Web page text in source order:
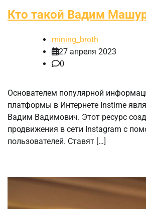
Кто такой Вадим
mining_broth
27 апреля 2023
0
Основателем популярной
платформы в Интернете Instime
Вадим Вадимович. Этот ресурс
продвижения в сети Instagram с
пользователей. Ставят […]